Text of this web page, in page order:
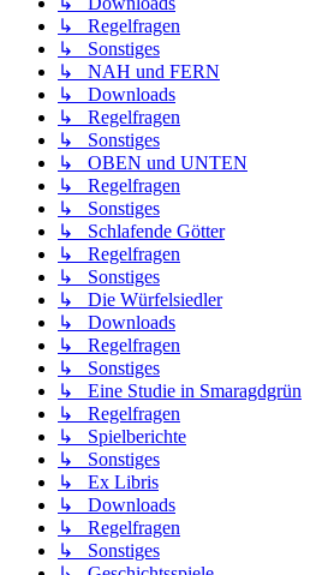
↳ Regelfragen
↳ Sonstiges
↳ NAH und FERN
↳ Downloads
↳ Regelfragen
↳ Sonstiges
↳ OBEN und UNTEN
↳ Regelfragen
↳ Sonstiges
↳ Schlafende Götter
↳ Regelfragen
↳ Sonstiges
↳ Die Würfelsiedler
↳ Downloads
↳ Regelfragen
↳ Sonstiges
↳ Eine Studie in Smaragdgrün
↳ Regelfragen
↳ Spielberichte
↳ Sonstiges
↳ Ex Libris
↳ Downloads
↳ Regelfragen
↳ Sonstiges